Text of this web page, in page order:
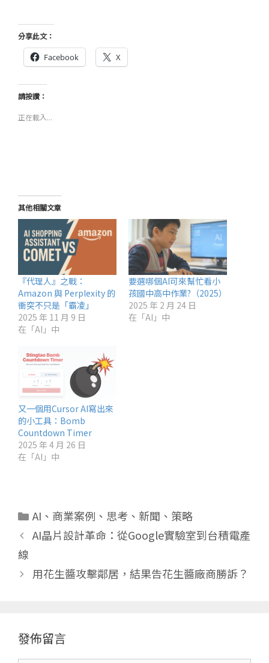
分享此文：
Facebook X
請按讚：
正在載入...
其他相關文章
『代理人』之戰：
Amazon 與 Perplexity 的
衝突不只是「霸凌」
2025 年 11 月 9 日
在「AI」中
要選哪個AI可來幫忙看小
孩國中高中作業?（2025）
2025 年 2 月 24 日
在「AI」中
又一個用Cursor AI寫出來
的小工具：Bomb
Countdown Timer
2025 年 4 月 26 日
在「AI」中
分
類
AI 、 商業案例 、 思考 、 新聞 、 策略
AI晶片設計革命：從Google實驗室到台積電產
線
用花生醬攻擊鄰居，結果告花生醬廠商勝訴？
發佈留言